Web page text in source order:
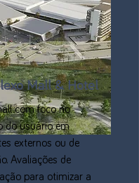
Mall & Hotel
com foco no
do usuário em
externos ou de
Avaliações de
para otimizar a